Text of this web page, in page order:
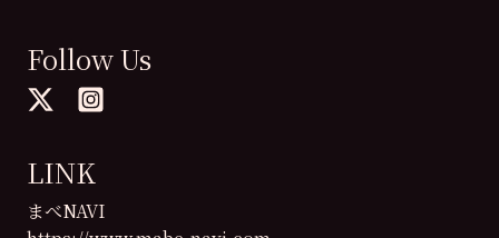
Follow Us
LINK
まべNAVI